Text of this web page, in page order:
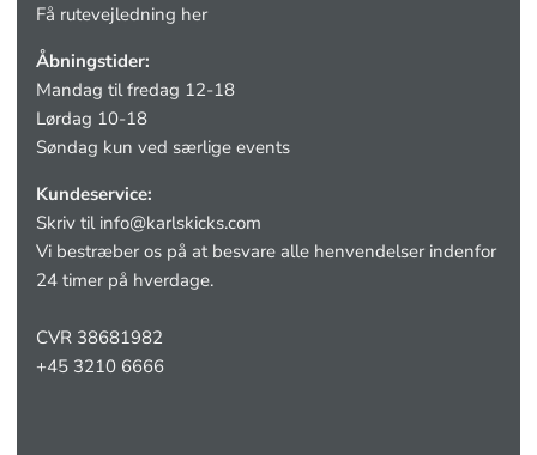
Få rutevejledning her
Åbningstider:
Mandag til fredag 12-18
Lørdag 10-18
Søndag kun ved særlige events
Kundeservice:
Skriv til info@karlskicks.com
Vi bestræber os på at besvare alle henvendelser indenfor
24 timer på hverdage.
CVR 38681982
+45 3210 6666